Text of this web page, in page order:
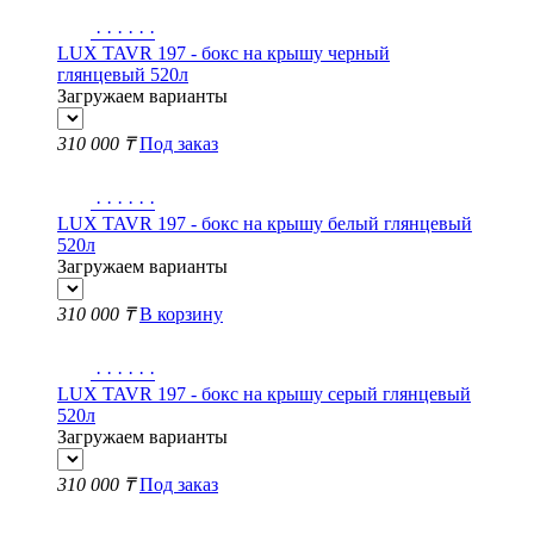
· · · · · ·
LUX TAVR 197 - бокс на крышу черный
глянцевый 520л
Загружаем варианты
310 000 ₸ Под заказ
· · · · · ·
LUX TAVR 197 - бокс на крышу белый глянцевый
520л
Загружаем варианты
310 000 ₸ В корзину
· · · · · ·
LUX TAVR 197 - бокс на крышу серый глянцевый
520л
Загружаем варианты
310 000 ₸ Под заказ